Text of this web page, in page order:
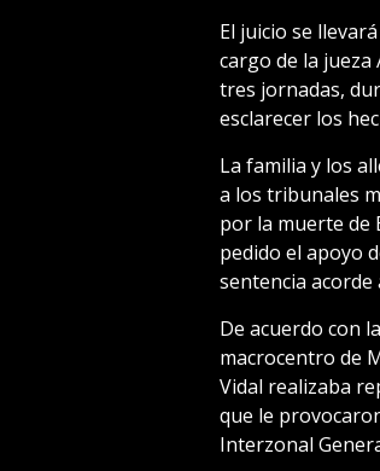
El juicio se
cargo de la jueza
tres jornadas,
esclarecer los
La familia y los
a los tribunales
por la muerte de
pedido el apoyo
sentencia
De acuerdo con
macrocentro de
Vidal realizaba
que le
Interzonal